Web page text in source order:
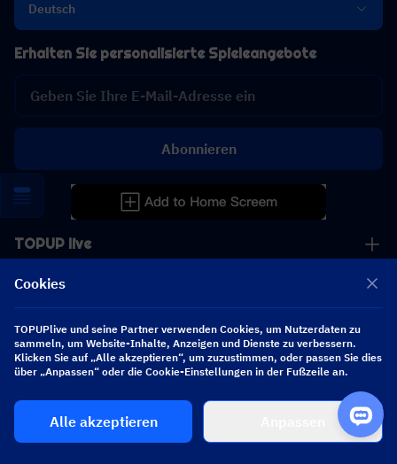
Deutsch
TOPUP live
Service
Hilfe
Kooperation
Erhalten Sie personalisierte Spieleangebote
Abonnieren
Cookies
TOPUPlive und seine Partner verwenden Cookies, um Nutzerdaten zu
sammeln, um Website-Inhalte, Anzeigen und Dienste zu verbessern.
Klicken Sie auf „Alle akzeptieren“, um zuzustimmen, oder passen Sie dies
über „Anpassen“ oder die Cookie-Einstellungen in der Fußzeile an.
Alle akzeptieren